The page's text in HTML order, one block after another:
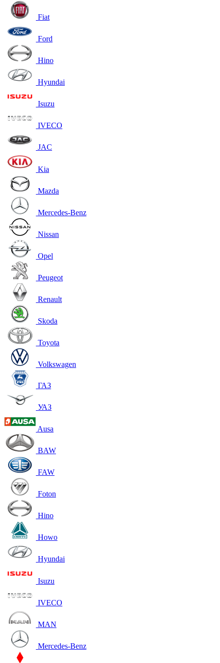
Fiat
Ford
Hino
Hyundai
Isuzu
IVECO
JAC
Kia
Mazda
Mercedes-Benz
Nissan
Opel
Peugeot
Renault
Skoda
Toyota
Volkswagen
ГАЗ
УАЗ
Ausa
BAW
FAW
Foton
Hino
Howo
Hyundai
Isuzu
IVECO
MAN
Mercedes-Benz